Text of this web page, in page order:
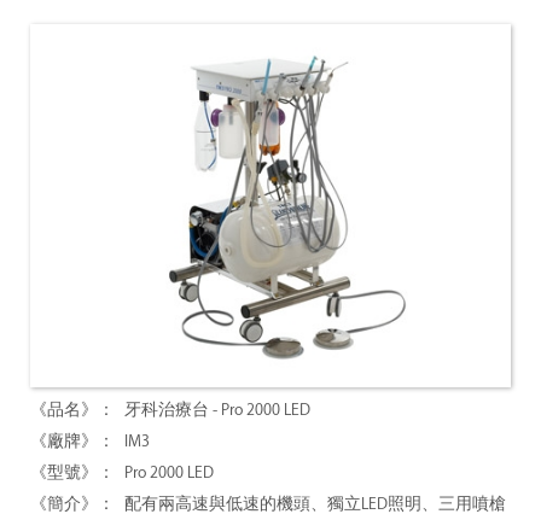
牙科治療台 - Pro 2000 LED
IM3
Pro 2000 LED
配有兩高速與低速的機頭、獨立LED照明、三用噴槍